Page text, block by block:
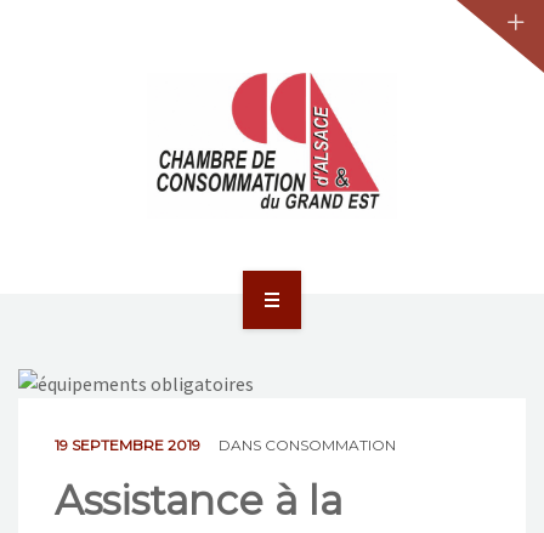
ACTUALITÉS
JURIDIQUE
LA CCA-GE
19 SEPTEMBRE 2019 DANS CONSOMMATION
Assistance à la